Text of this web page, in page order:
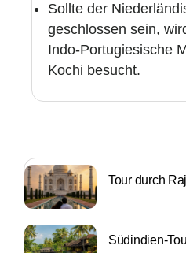
Sollte der
geschlossen sein,
Indo-Portugiesische
Kochi besucht.
Tour durch
Südindien-